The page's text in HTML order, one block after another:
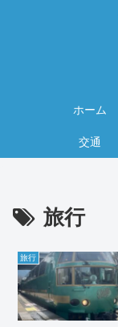
ホーム
交通
旅行
旅行